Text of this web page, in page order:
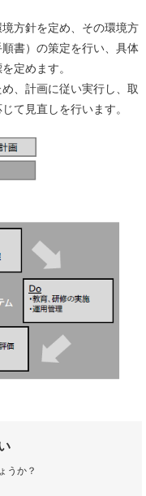
方針を定め、その環境方
書）の策定を行い、具体
定めます。
、計画に従い実行し、取
て見直しを行います。
うか？